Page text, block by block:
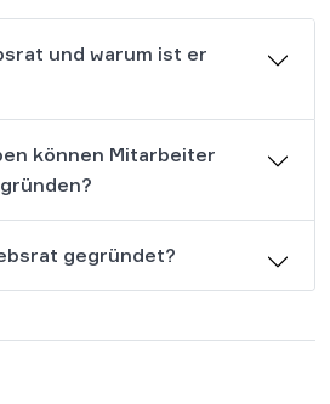
und warum ist er
können Mitarbeiter
gegründet?